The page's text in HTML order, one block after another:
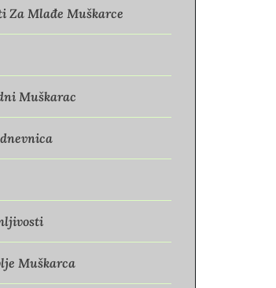
Za Mlađe Muškarce
Muškarac
Muškarca